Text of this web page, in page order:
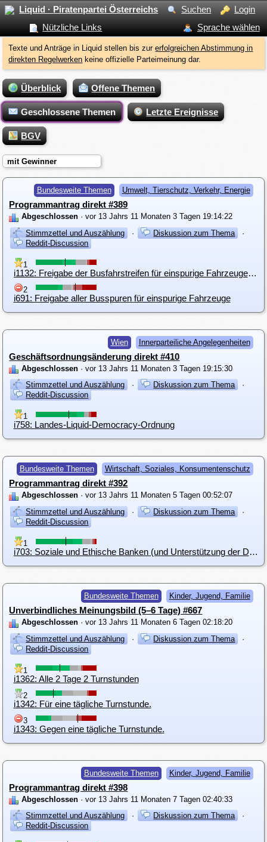
Liquid · Piratenpartei Österreichs Suchen
Login
Nützliche Links
Sprache wählen
Texte und Anträge in Liquid stellen bis zurerfolgreichen Abstimmung in
direkten Regelwerken keine offizielle Parteimeinung dar.
Überblick Offene Themen
Geschlossene Themen Letzte Ereignisse
BGV
mit Gewinner
Bundesweite Themen Umwelt, Tierschutz, Verkehr, Energie
Programmantrag direkt #389
Abgeschlossen · vor 13 Jahrs 11 Monaten 3 Tagen 19:14:22
Stimmzettel und Auszählung
· Diskussion zum Thema
·
Reddit-Discussion
1
i1132: Freigabe der Busfahrstreifen für einspurige Fahrzeuge (Textkorrektur)
2
i691: Freigabe aller Busspuren für einspurige Fahrzeuge
Wien Innerparteiliche Angelegenheiten
Geschäftsordnungsänderung direkt #410
Abgeschlossen · vor 13 Jahrs 11 Monaten 3 Tagen 19:15:30
Stimmzettel und Auszählung
· Diskussion zum Thema
·
Reddit-Discussion
1
i758: Landes-Liquid-Democracy-Ordnung
Bundesweite Themen Wirtschaft, Soziales, Konsumentenschutz
Programmantrag direkt #392
Abgeschlossen · vor 13 Jahrs 11 Monaten 5 Tagen 00:52:07
Stimmzettel und Auszählung
· Diskussion zum Thema
·
Reddit-Discussion
1
i703: Soziale und Ethische Banken (und Unterstützung der Demokratischen Bank)
Bundesweite Themen Kinder, Jugend, Familie
Unverbindliches Meinungsbild (5–6 Tage) #667
Abgeschlossen · vor 13 Jahrs 11 Monaten 6 Tagen 02:18:20
Stimmzettel und Auszählung
· Diskussion zum Thema
·
Reddit-Discussion
1
i1362: Alle 2 Tage 2 Turnstunden
2
i1342: Für eine tägliche Turnstunde.
3
i1343: Gegen eine tägliche Turnstunde.
Bundesweite Themen Kinder, Jugend, Familie
Programmantrag direkt #398
Abgeschlossen · vor 13 Jahrs 11 Monaten 7 Tagen 02:40:33
Stimmzettel und Auszählung
· Diskussion zum Thema
·
Reddit-Discussion